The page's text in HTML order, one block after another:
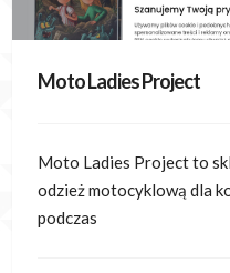
Moto Ladies Project
Moto Ladies Project to
odzież motocyklową dla
podczas